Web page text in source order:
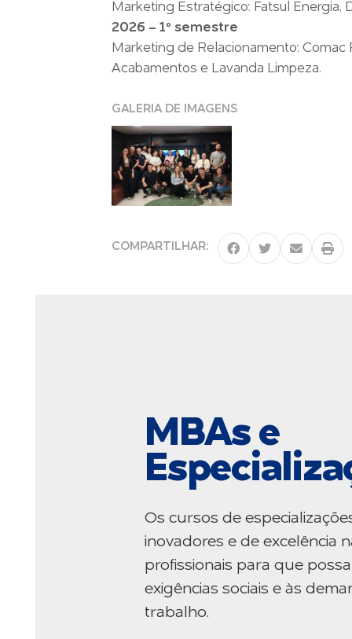
Marketing Estratégico: Fatsul Energia,
2026 – 1º semestre
Marketing de Relacionamento: Comac
Acabamentos e Lavanda Limpeza.
GALERIA DE IMAGENS
COMPARTILHAR:
MBAs e
Os cursos de
inovadores e de excelência
profissionais para que
exigências sociais e às
trabalho.